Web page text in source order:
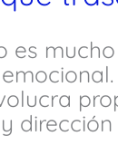
es
dirección